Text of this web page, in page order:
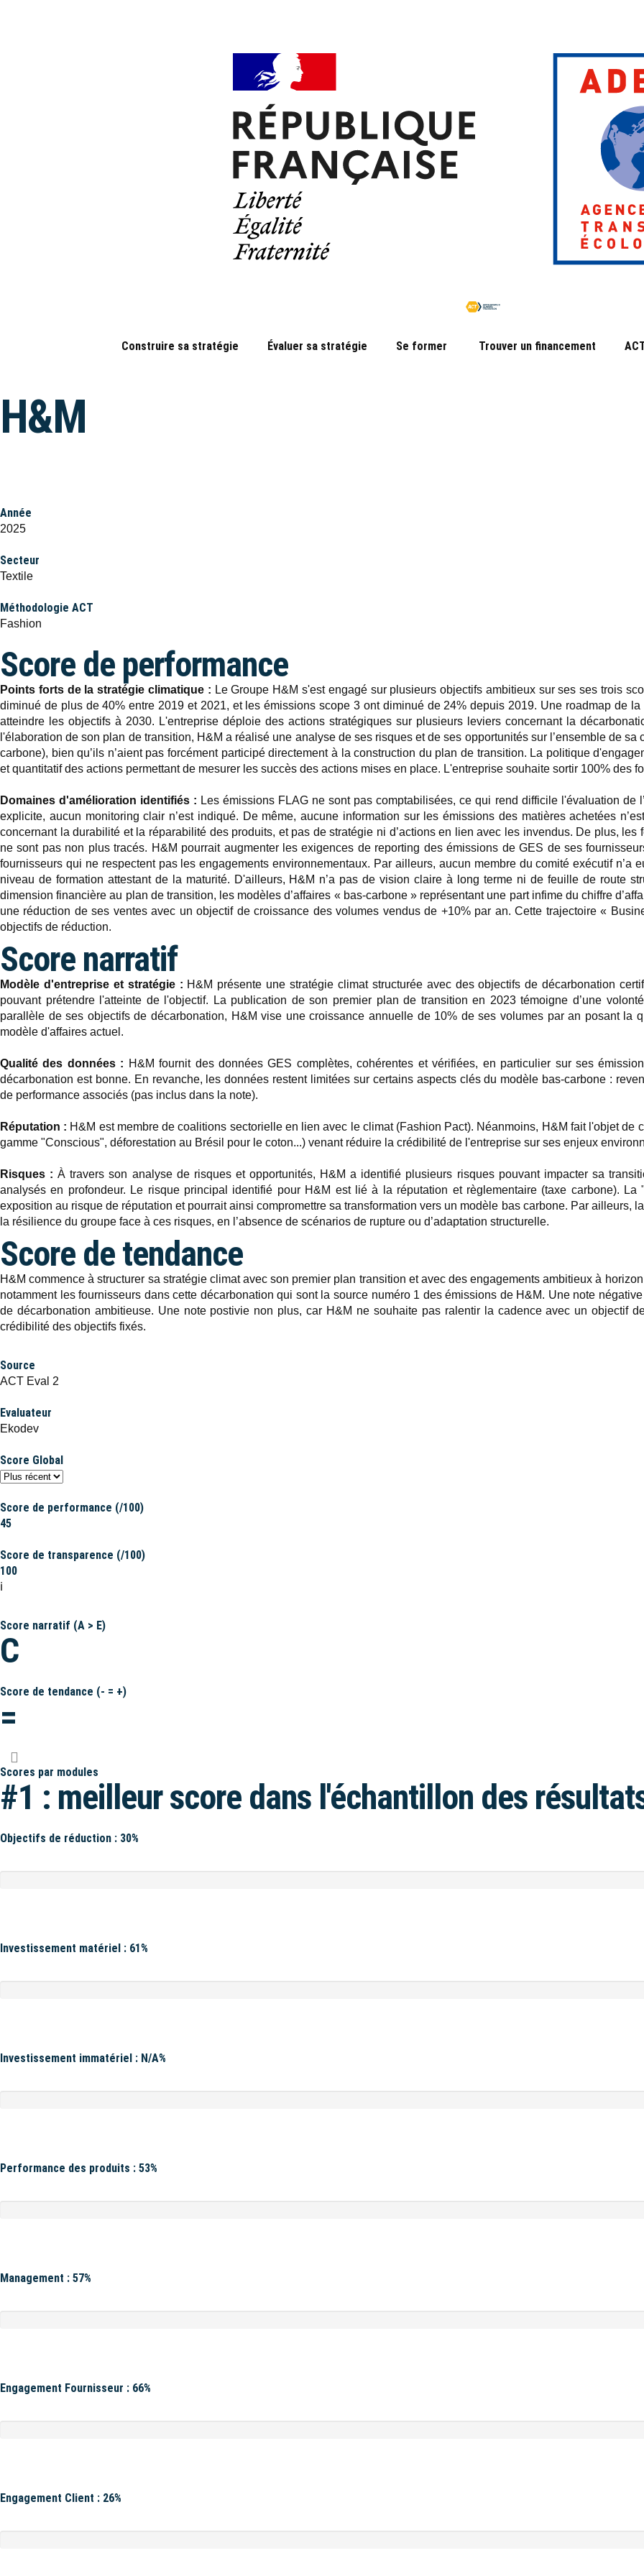
Construire sa stratégie Évaluer sa stratégie Se former Trouver un financement
H&M
Année
2025
Secteur
Textile
Méthodologie ACT
Fashion
Score de performance
Points forts de la stratégie climatique : Le Groupe H&M s'est engagé sur plusieurs objectifs ambitieux sur ses ses trois
diminué de plus de 40% entre 2019 et 2021, et les émissions scope 3 ont diminué de 24% depuis 2019. Une roadmap de
atteindre les objectifs à 2030. L'entreprise déploie des actions stratégiques sur plusieurs leviers concernant la
l'élaboration de son plan de transition, H&M a réalisé une analyse de ses risques et de ses opportunités sur l’ensemble de
carbone), bien qu’ils n’aient pas forcément participé directement à la construction du plan de transition. La politique
et quantitatif des actions permettant de mesurer les succès des actions mises en place. L'entreprise souhaite sortir 100% des
Domaines d'amélioration identifiés : Les émissions FLAG ne sont pas comptabilisées, ce qui rend difficile l'évaluation de
explicite, aucun monitoring clair n’est indiqué. De même, aucune information sur les émissions des matières achetées
concernant la durabilité et la réparabilité des produits, et pas de stratégie ni d’actions en lien avec les invendus. De plus,
ne sont pas non plus tracés. H&M pourrait augmenter les exigences de reporting des émissions de GES de ses
fournisseurs qui ne respectent pas les engagements environnementaux. Par ailleurs, aucun membre du comité exécutif n’a
niveau de formation attestant de la maturité. D'ailleurs, H&M n’a pas de vision claire à long terme ni de feuille de route
dimension financière au plan de transition, les modèles d’affaires « bas-carbone » représentant une part infime du chiffre
une réduction de ses ventes avec un objectif de croissance des volumes vendus de +10% par an. Cette trajectoire «
objectifs de réduction.
Score narratif
Modèle d'entreprise et stratégie : H&M présente une stratégie climat structurée avec des objectifs de décarbonation
pouvant prétendre l'atteinte de l'objectif. La publication de son premier plan de transition en 2023 témoigne d’une
parallèle de ses objectifs de décarbonation, H&M vise une croissance annuelle de 10% de ses volumes par an posant la
modèle d'affaires actuel.
Qualité des données : H&M fournit des données GES complètes, cohérentes et vérifiées, en particulier sur ses
décarbonation est bonne. En revanche, les données restent limitées sur certains aspects clés du modèle bas-carbone :
de performance associés (pas inclus dans la note).
Réputation : H&M est membre de coalitions sectorielle en lien avec le climat (Fashion Pact). Néanmoins, H&M fait l'objet
gamme "Conscious", déforestation au Brésil pour le coton...) venant réduire la crédibilité de l'entreprise sur ses enjeux
Risques : À travers son analyse de risques et opportunités, H&M a identifié plusieurs risques pouvant impacter sa
analysés en profondeur. Le risque principal identifié pour H&M est lié à la réputation et règlementaire (taxe carbone).
exposition au risque de réputation et pourrait ainsi compromettre sa transformation vers un modèle bas carbone. Par ailleurs,
la résilience du groupe face à ces risques, en l’absence de scénarios de rupture ou d’adaptation structurelle.
Score de tendance
H&M commence à structurer sa stratégie climat avec son premier plan transition et avec des engagements ambitieux à
notamment les fournisseurs dans cette décarbonation qui sont la source numéro 1 des émissions de H&M. Une note
de décarbonation ambitieuse. Une note postivie non plus, car H&M ne souhaite pas ralentir la cadence avec un objectif
crédibilité des objectifs fixés.
Source
ACT Eval 2
Evaluateur
Ekodev
Score Global
Score de performance (/100)
45
Score de transparence (/100)
100
ℹ️
Score narratif (A > E)
C
Score de tendance (- = +)
=
Scores par modules
#1 : meilleur score dans l'échantillon des
Objectifs de réduction : 30%
Investissement matériel : 61%
Investissement immatériel : N/A%
Performance des produits : 53%
Management : 57%
Engagement Fournisseur : 66%
Engagement Client : 26%